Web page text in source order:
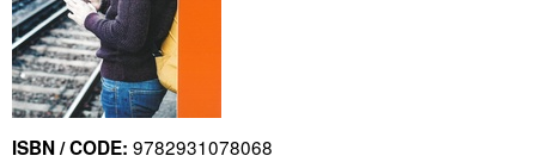
ISBN / CODE: 9782931078068